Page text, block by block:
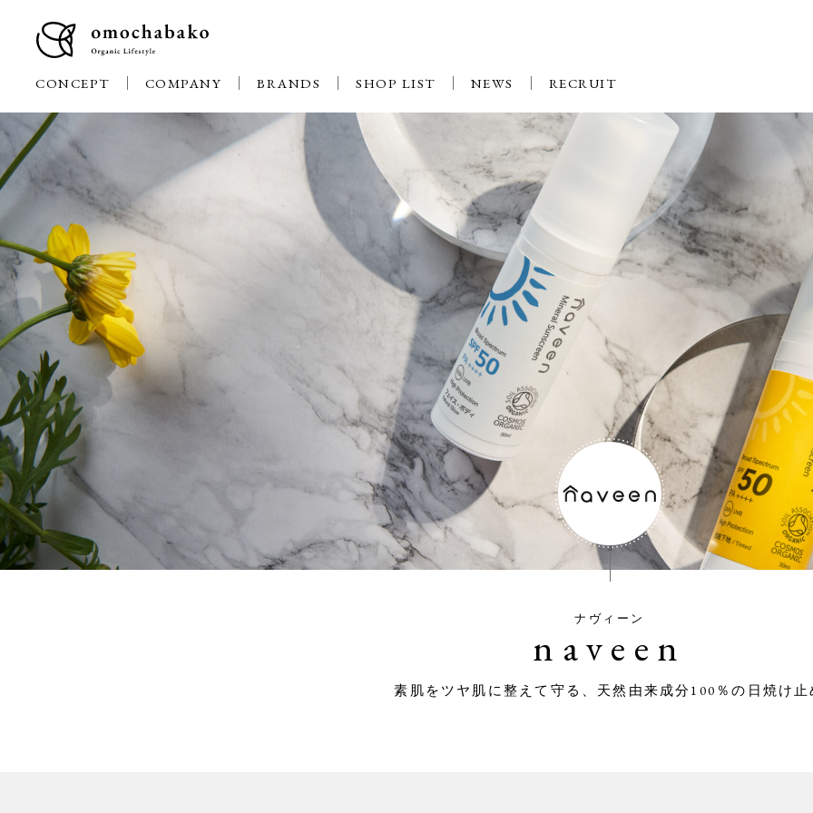
CONCEPT COMPANY BRANDS SHOP LIST NEWS RECRUIT
ナヴィーン
naveen
素肌をツヤ肌に整えて守る、天然由来成分100％の日焼け止